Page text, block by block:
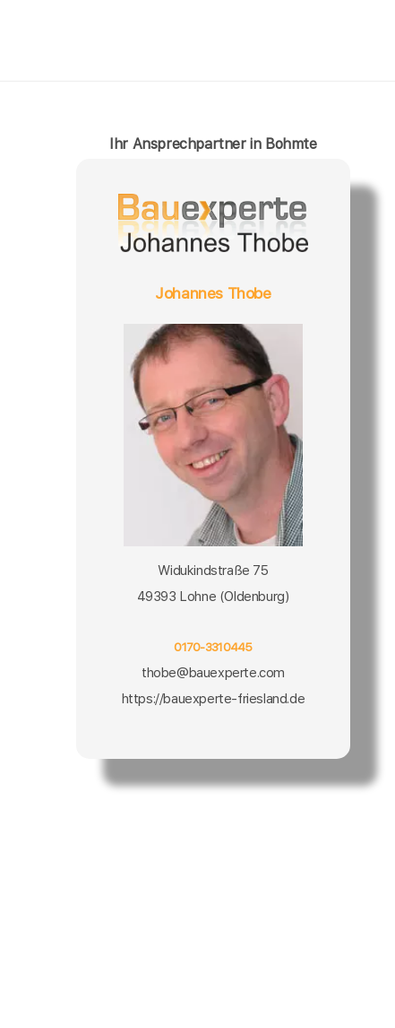
Ihr Ansprechpartner in Bohmte
Johannes Thobe
Widukindstraße 75
49393 Lohne (Oldenburg)
0170-3310445
thobe@bauexperte.com
https://bauexperte-friesland.de